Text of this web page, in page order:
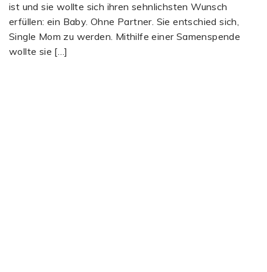
ist und sie wollte sich ihren sehnlichsten Wunsch
erfüllen: ein Baby. Ohne Partner. Sie entschied sich,
Single Mom zu werden. Mithilfe einer Samenspende
wollte sie […]